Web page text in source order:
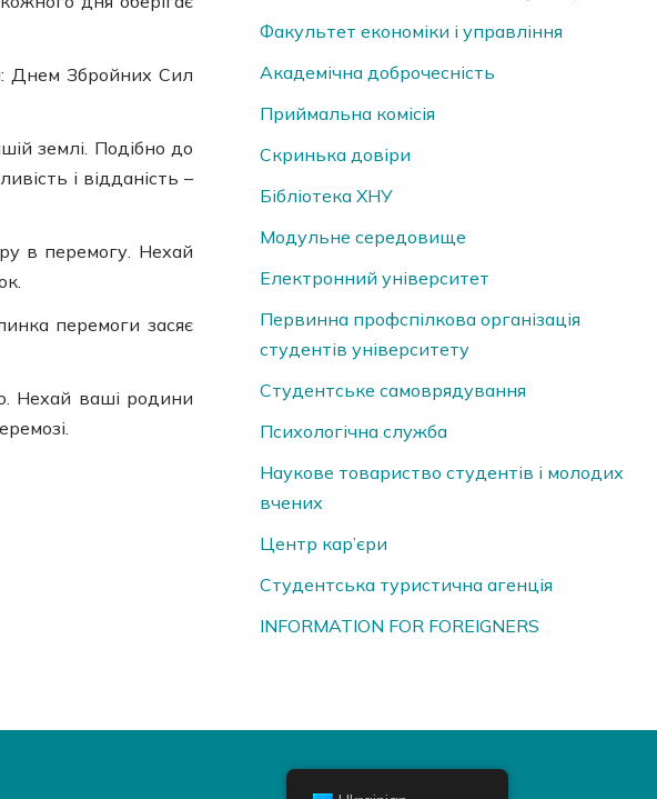
Днем Збройних Сил
землі. Подібно до
і відданість –
в перемогу. Нехай
перемоги засяє
Нехай ваші родини
Факультет економіки і управління
Академічна доброчесність
Приймальна комісія
Скринька довiри
Бібліотека ХНУ
Модульне середовище
Електронний університет
Первинна профспілкова організація
студентів університету
Студентське самоврядування
Психологічна служба
Наукове товариство студентів і молодих
вчених
Центр кар’єри
Студентська туристична агенція
INFORMATION FOR FOREIGNERS